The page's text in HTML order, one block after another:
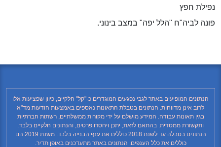
נפילת חפץ
פונה לביה"ח "הלל יפה" במצב בינוני.
הנתונים המופיעים באתר לגבי נפגעים המוגדרים כ-"קל" חלקיים, כיוון שפציעות אלו
לרוב אינן מדווחות. הנתונים בטבלת התאונות נאספים באמצעות הודעות מד"א
בגין תאונות עבודה. המידע מושלם על ידי מקורות ממשלתיים, רשתות חברתיות
ותקשורת ממסדית. בהתאם לזאת, יתכן ויחסרו פרטים, והנתונים חלקיים בלבד.
הנתונים בטבלה עד לשנת 2018 כוללים את ענף הבנייה בלבד. משנת 2019 הם
כוללים את כלל הענפים. הנתונים באתר מתעדכנים באופן תדיר.